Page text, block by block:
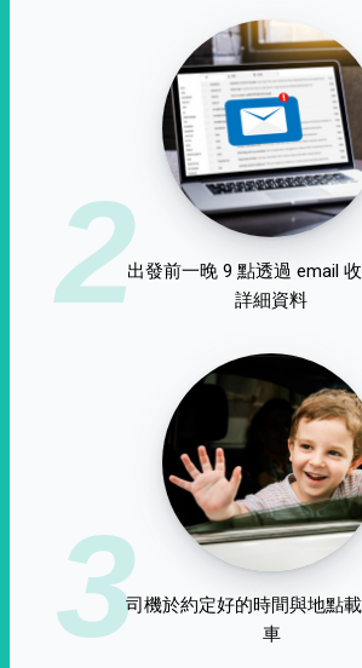
2出發前一晚 9 點透過 email
詳細資料
3司機於約定好的時間與地點
車